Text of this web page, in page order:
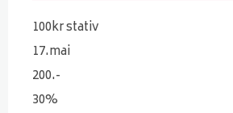
100kr stativ
17.mai
200.-
30%